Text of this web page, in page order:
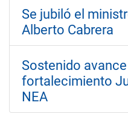
Se jubiló el
Alberto Cabrera
Sostenido avance
fortalecimiento
NEA